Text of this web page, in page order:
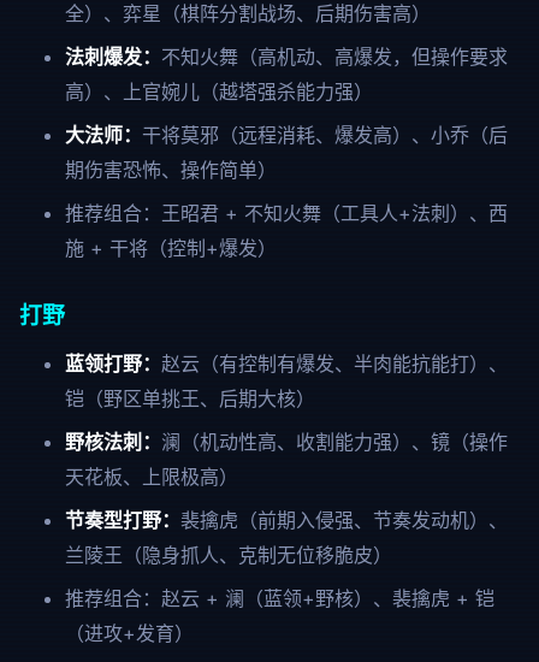
全）、弈星（棋阵分割战场、后期伤害高）
法刺爆发： 不知火舞（高机动、高爆发，但操作要求
高）、上官婉儿（越塔强杀能力强）
大法师： 干将莫邪（远程消耗、爆发高）、小乔（后
期伤害恐怖、操作简单）
推荐组合：王昭君 + 不知火舞（工具人+法刺）、西
施 + 干将（控制+爆发）
打野
蓝领打野： 赵云（有控制有爆发、半肉能抗能打）、
铠（野区单挑王、后期大核）
野核法刺： 澜（机动性高、收割能力强）、镜（操作
天花板、上限极高）
节奏型打野： 裴擒虎（前期入侵强、节奏发动机）、
兰陵王（隐身抓人、克制无位移脆皮）
推荐组合：赵云 + 澜（蓝领+野核）、裴擒虎 + 铠
（进攻+发育）